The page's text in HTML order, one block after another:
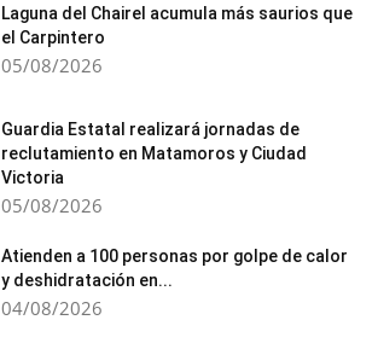
Laguna del Chairel acumula más saurios que
el Carpintero
05/08/2026
Guardia Estatal realizará jornadas de
reclutamiento en Matamoros y Ciudad
Victoria
05/08/2026
Atienden a 100 personas por golpe de calor
y deshidratación en...
04/08/2026